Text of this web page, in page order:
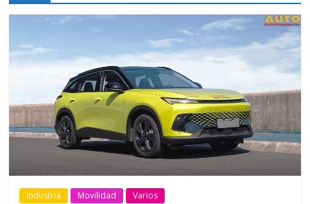
Industria Movilidad Varios